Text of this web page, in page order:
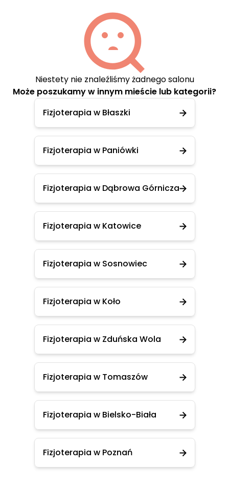
Niestety nie znaleźliśmy żadnego salonu
Może poszukamy w innym mieście lub kategorii?
Fizjoterapia w Błaszki
Fizjoterapia w Paniówki
Fizjoterapia w Dąbrowa Górnicza
Fizjoterapia w Katowice
Fizjoterapia w Sosnowiec
Fizjoterapia w Koło
Fizjoterapia w Zduńska Wola
Fizjoterapia w Tomaszów
Fizjoterapia w Bielsko-Biała
Fizjoterapia w Poznań